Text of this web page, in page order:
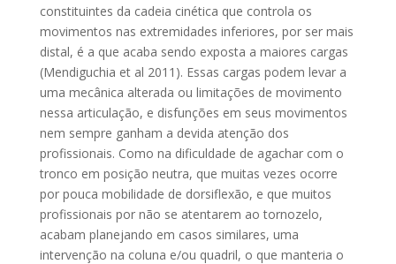
constituintes da cadeia cinética que controla os
movimentos nas extremidades inferiores, por ser mais
distal, é a que acaba sendo exposta a maiores cargas
(Mendiguchia et al 2011). Essas cargas podem levar a
uma mecânica alterada ou limitações de movimento
nessa articulação, e disfunções em seus movimentos
nem sempre ganham a devida atenção dos
profissionais. Como na dificuldade de agachar com o
tronco em posição neutra, que muitas vezes ocorre
por pouca mobilidade de dorsiflexão, e que muitos
profissionais por não se atentarem ao tornozelo,
acabam planejando em casos similares, uma
intervenção na coluna e/ou quadril, o que manteria o